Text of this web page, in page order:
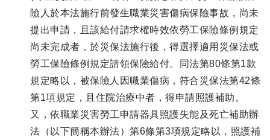
險人於本法施行前發生職業災害傷病保險事故，尚未
提出申請，且該給付請求權時效依勞工保險條例規定
尚未完成者，於災保法施行後，得選擇適用災保法或
勞工保險條例規定請領保險給付。同法第80條第1款
規定略以，被保險人因職業傷病，符合災保法第42條
第1項規定，且住院治療中者，得申請照護補助。
又，依職業災害勞工申請器具照護失能及死亡補助辦
法（以下簡稱本辦法）第6條第3項規定略以，照護補